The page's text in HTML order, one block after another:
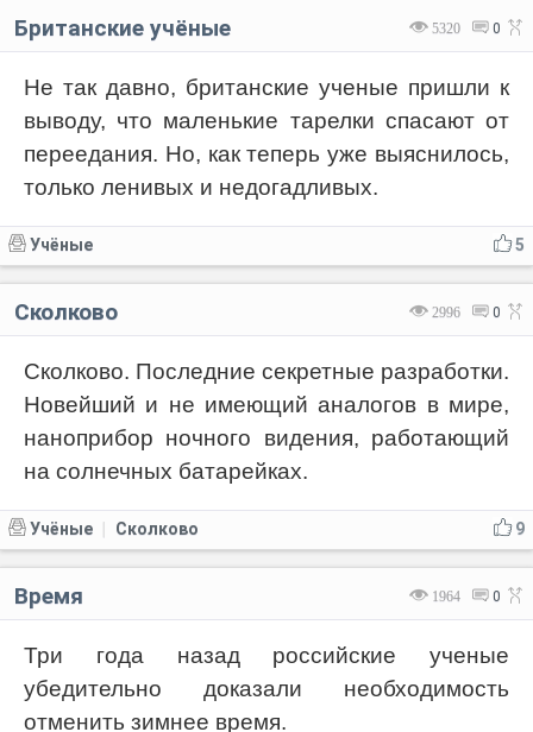
5320 0
Британские учёные
Не так давно, британские ученые пришли к
выводу, что маленькие тарелки спасают от
переедания. Но, как теперь уже выяснилось,
только ленивых и недогадливых.
5
Учёные
2996 0
Сколково
Сколково. Последние секретные разработки.
Новейший и не имеющий аналогов в мире,
наноприбор ночного видения, работающий
на солнечных батарейках.
9
Учёные Сколково
1964 0
Время
Три года назад российские ученые
убедительно доказали необходимость
отменить зимнее время.